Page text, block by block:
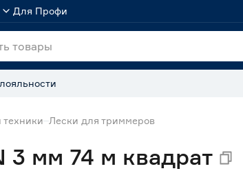
Для Профи
Лески для триммеров
3 мм 74 м квадрат